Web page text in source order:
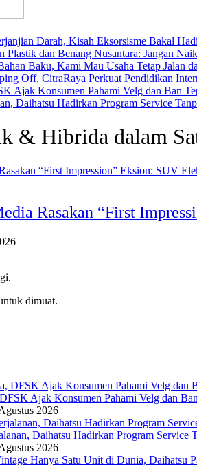
Baku, Kami Mau Usaha Tetap Jalan
& Hibrida dalam
Rasakan “First
dimuat.
Ajak Konsumen Pahami Velg dan
2026
Daihatsu Hadirkan Program
2026